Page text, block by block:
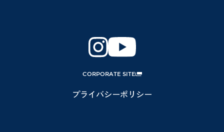
CORPORATE SITE
プライバシーポリシー